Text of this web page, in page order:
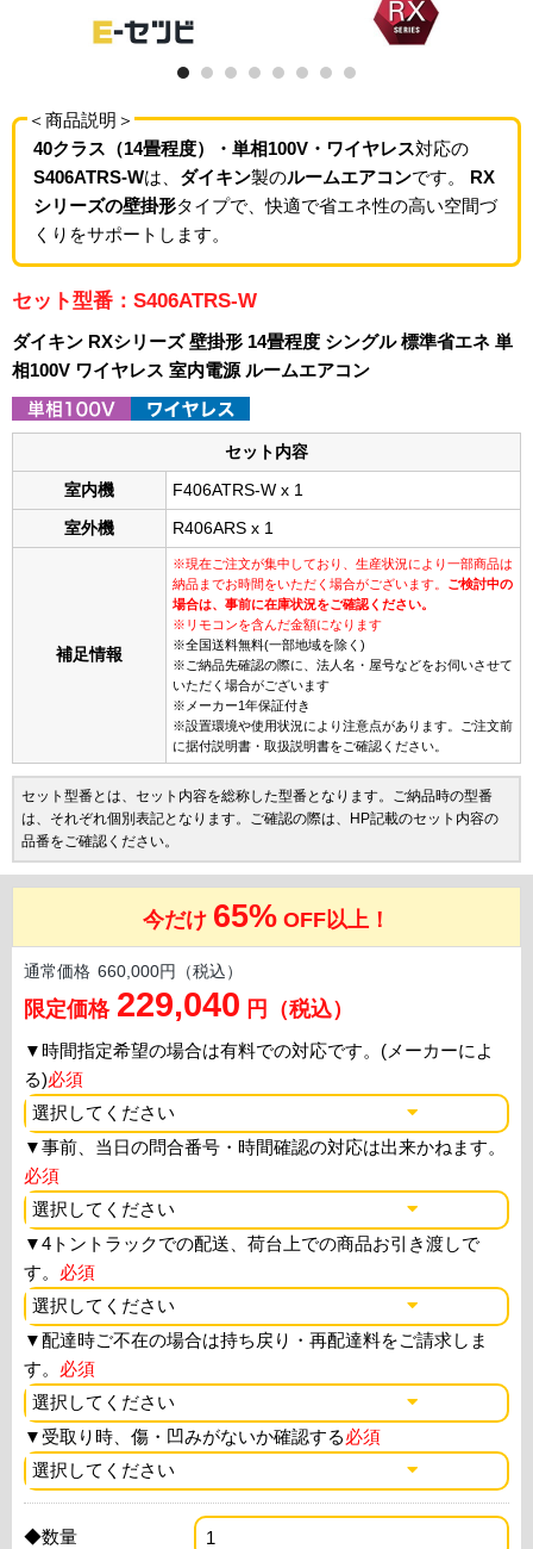
＜商品説明＞
40クラス（14畳程度）・単相100V・ワイヤレス対応の
S406ATRS-Wは、 ダイキン製のルームエアコンです。 RX
シリーズの壁掛形タイプで、快適で省エネ性の高い空間づ
くりをサポートします。
セット型番：S406ATRS-W
ダイキン RXシリーズ 壁掛形 14畳程度 シングル 標準省エネ 単
相100V ワイヤレス 室内電源 ルームエアコン
セット内容
室内機 F406ATRS-W x 1
室外機 R406ARS x 1
補足情報
※現在ご注文が集中しており、生産状況により一部商品は
納品までお時間をいただく場合がございます。 ご検討中の
場合は、事前に在庫状況をご確認ください。
※リモコンを含んだ金額になります
※全国送料無料(一部地域を除く)
※ご納品先確認の際に、法人名・屋号などをお伺いさせて
いただく場合がございます
※メーカー1年保証付き
※設置環境や使用状況により注意点があります。ご注文前
に据付説明書・取扱説明書をご確認ください。
セット型番とは、セット内容を総称した型番となります。ご納品時の型番
は、それぞれ個別表記となります。ご確認の際は、HP記載のセット内容の
品番をご確認ください。
今だけ 65% OFF以上！
通常価格 660,000円（税込）
限定価格 229,040 円（税込）
▼時間指定希望の場合は有料での対応です。(メーカーによ
る)必須
▼事前、当日の問合番号・時間確認の対応は出来かねます。
必須
▼4トントラックでの配送、荷台上での商品お引き渡しで
す。 必須
▼配達時ご不在の場合は持ち戻り・再配達料をご請求しま
す。 必須
▼ 受取り時、傷・凹みがないか確認する必須
◆数量